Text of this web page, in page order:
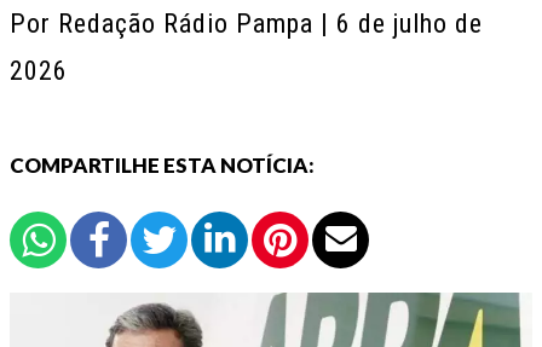
Por Redação Rádio Pampa | 6 de julho de
2026
COMPARTILHE ESTA NOTÍCIA: